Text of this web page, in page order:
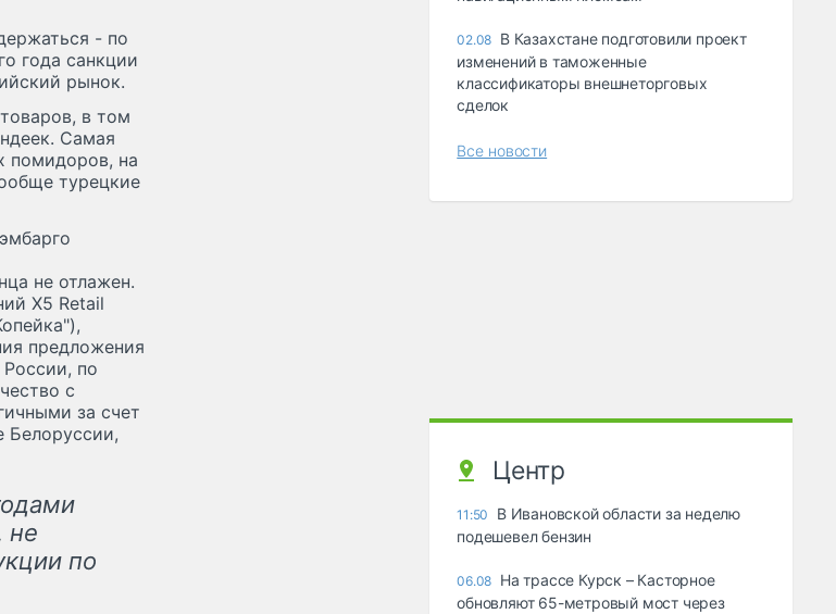
- по
года санкции
рынок.
в том
Самая
помидоров, на
турецкие
не отлажен.
X5 Retail
предложения
по
с
за счет
Белоруссии,
не
по
02.08 В Казахстане подготовили проект
изменений в таможенные
классификаторы внешнеторговых
сделок
Все новости
Центр
11:50
В Ивановской области за неделю
подешевел бензин
06.08 На трассе Курск – Касторное
обновляют 65-метровый мост через